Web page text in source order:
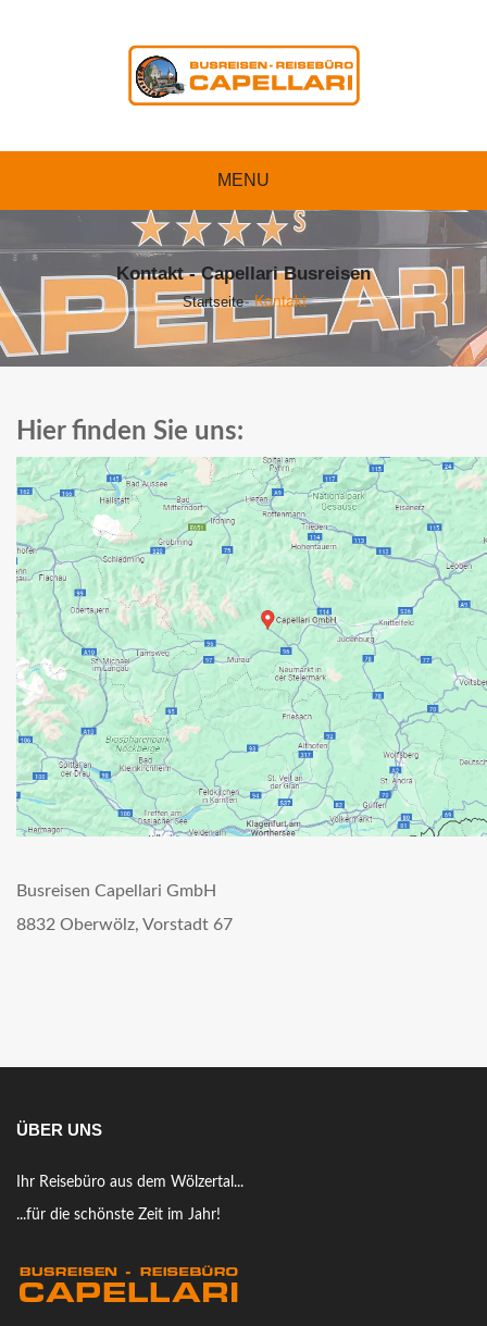
MENU
Kontakt - Capellari Busreisen
Startseite Kontakt
Hier finden Sie uns:
Busreisen Capellari GmbH
8832 Oberwölz, Vorstadt 67
ÜBER UNS
Ihr Reisebüro aus dem Wölzertal...
...für die schönste Zeit im Jahr!